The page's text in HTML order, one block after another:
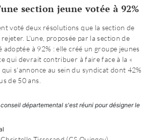
section jeune votée à 92%
voté deux résolutions que la section de
L'une, proposée par la section de
adoptée à 92% : elle créé un groupe jeunes
qui devrait contribuer à faire face à la «
qui s'annonce au sein du syndicat dont 42%
de 50 ans.
départemental s'est réuni pour désigner le